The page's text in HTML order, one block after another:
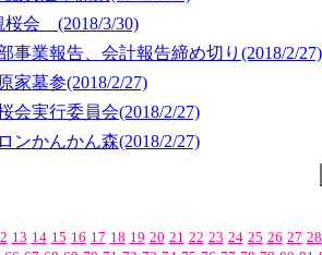
桜会 (2018/3/30)
事業報告、会計報告締め切り (2018/2/27)
家墓参(2018/2/27)
会実行委員会(2018/2/27)
ンかんかん森(2018/2/27)
13 14 15 16 17 18 19 20 21 22 23 24 25 26 27 28